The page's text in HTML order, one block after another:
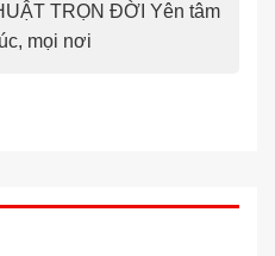
TRỌN ĐỜI Yên tâm
mọi nơi